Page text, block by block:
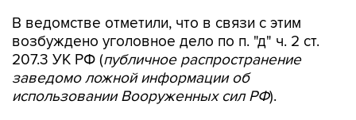
В ведомстве отметили, что в связи с этим
возбуждено уголовное дело по п. "д" ч. 2 ст.
207.3 УК РФ (публичное распространение
заведомо ложной информации об
использовании Вооруженных сил РФ).